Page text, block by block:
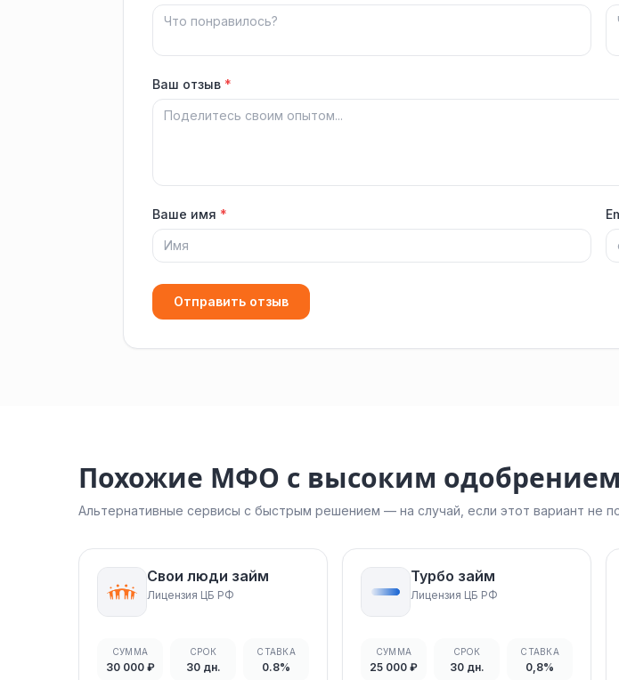
Ваш отзыв *
Ваше имя *
Отправить отзыв
Похожие МФО с высоким одобрением
Альтернативные сервисы с быстрым решением — на случай, если этот вариант не
Свои люди займ
Лицензия ЦБ РФ
СУММА
30 000 ₽
СРОК
30 дн.
СТАВКА
0.8%
Турбо займ
Лицензия ЦБ РФ
СУММА
25 000 ₽
СРОК
30 дн.
СТАВКА
0,8%